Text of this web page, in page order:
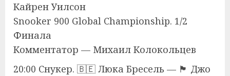
Кайрен Уилсон
Snooker 900 Global Championship. 1/2
Финала
Комментатор — Михаил Колокольцев
20:00 Снукер. 🇧🇪 Люка Бресель — 🏴󠁧󠁢󠁥󠁮󠁧󠁿 Джо